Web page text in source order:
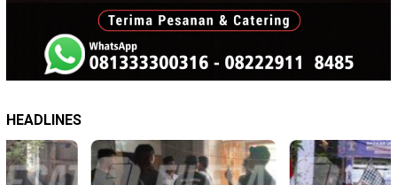
HEADLINES